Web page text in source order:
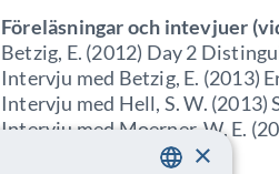
Föreläsningar och intevjuer
Betzig, E. (2012) Day 2
Intervju med Betzig, E. (2013)
Intervju med Hell, S. W. (2013)
Intervju med Moerner, W. E.
×